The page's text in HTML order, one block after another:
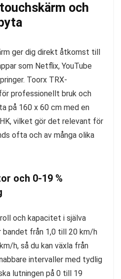
och
ger dig direkt åtkomst till
som Netflix, YouTube
Toorx TRX-
professionellt bruk och
på 160 x 60 cm med en
vilket gör det relevant för
ofta och av många olika
och 0-19 %
och kapacitet i själva
bandet från 1,0 till 20 km/h
h, så du kan växla från
intervaller med tydlig
lutningen på 0 till 19